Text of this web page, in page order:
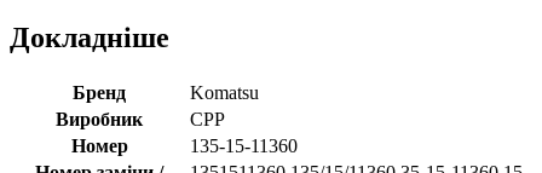
Докладніше
Бренд
Komatsu
Виробник
CPP
Номер
135-15-11360